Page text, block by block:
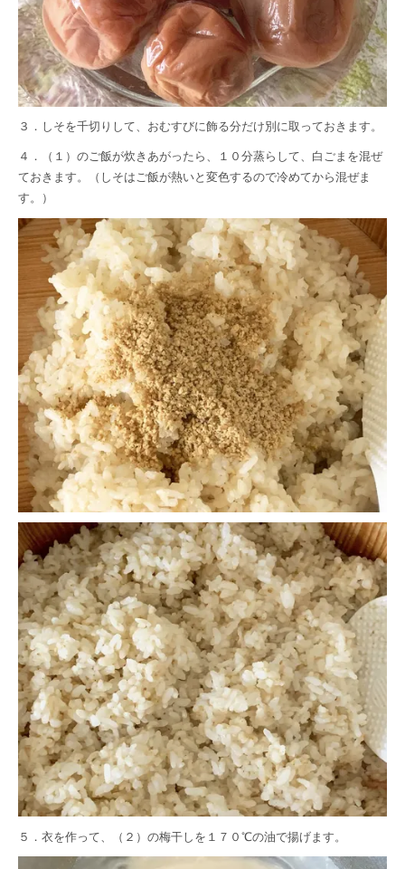
３．しそを千切りして、おむすびに飾る分だけ別に取っておきます。
４．（１）のご飯が炊きあがったら、１０分蒸らして、白ごまを混ぜ
ておきます。（しそはご飯が熱いと変色するので冷めてから混ぜま
す。）
５．衣を作って、（２）の梅干しを１７０℃の油で揚げます。